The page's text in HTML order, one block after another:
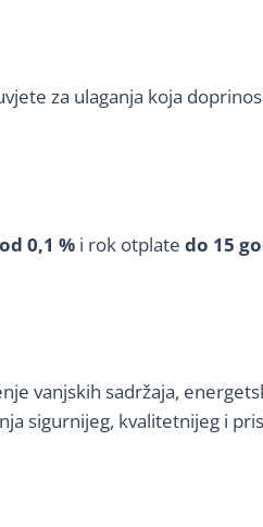
za ulaganja koja
0,1 % i rok otplate do 15
vanjskih sadržaja,
sigurnijeg, kvalitetnijeg i